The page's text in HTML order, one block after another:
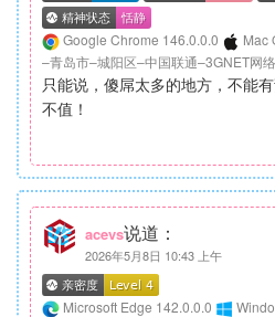
Google Chrome 146.0.0.0 Mac
–青岛市–城阳区–中国联通–3GNET网络
只能说，傻屌太多的地方，不能有
不值！
acevs说道：
2026年5月8日 10:43 上午
Microsoft Edge 142.0.0.0